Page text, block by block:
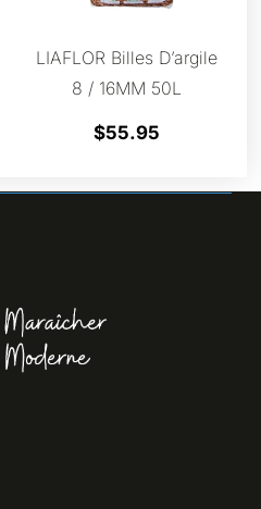
LIAFLOR Billes D’argile
8 / 16MM 50L
$55.95